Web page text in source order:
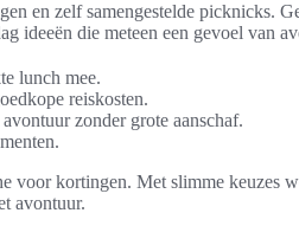
en zelf samengestelde picknicks.
ideeën die meteen een gevoel van
lunch mee.
reiskosten.
zonder grote aanschaf.
voor kortingen. Met slimme keuzes
avontuur.